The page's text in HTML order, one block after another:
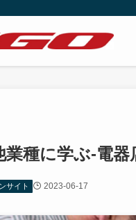
業種に学ぶ-電器
サイト 2023-06-17